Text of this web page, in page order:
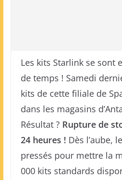
Les kits Starlink se sont
de temps ! Samedi
kits de cette filiale de
dans les magasins
Résultat ? Rupture de
24 heures ! Dès l’aube,
pressés pour mettre la
000 kits standards